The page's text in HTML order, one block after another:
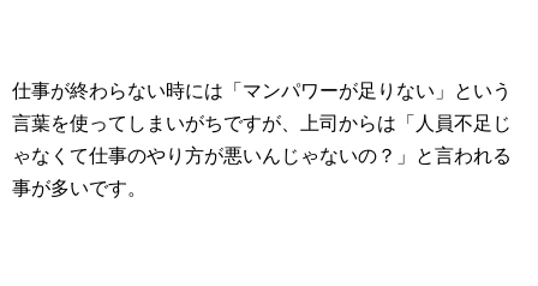
仕事が終わらない時には「マンパワーが足りない」という
言葉を使ってしまいがちですが、上司からは「人員不足じ
ゃなくて仕事のやり方が悪いんじゃないの？」と言われる
事が多いです。